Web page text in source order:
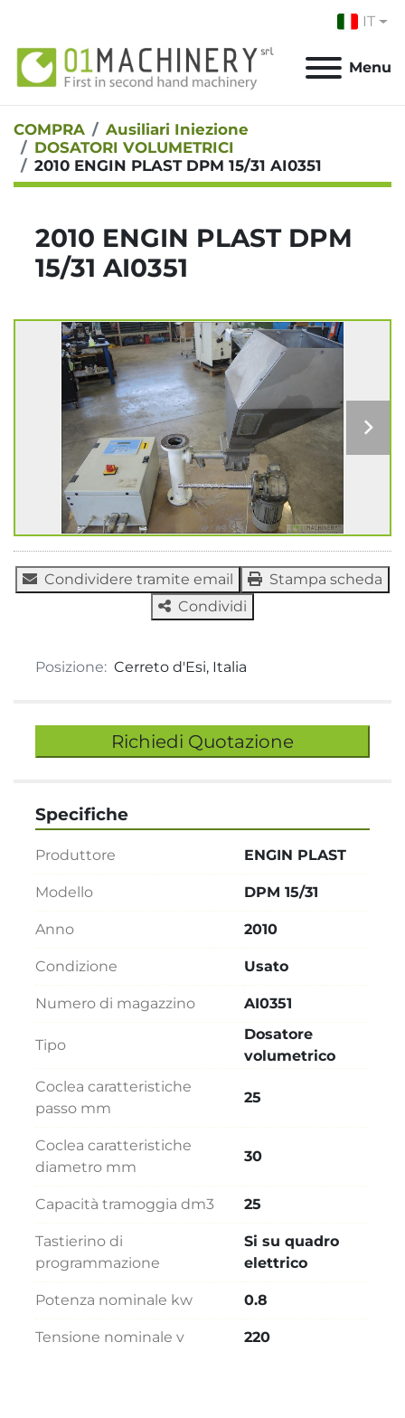
IT
Menu
COMPRA
Ausiliari Iniezione
DOSATORI VOLUMETRICI
2010 ENGIN PLAST DPM 15/31 AI0351
2010 ENGIN PLAST DPM
15/31 AI0351
Condividere tramite email
Stampa scheda
Condividi
Posizione: Cerreto d'Esi, Italia
Richiedi Quotazione
Specifiche
Produttore ENGIN PLAST
Modello DPM 15/31
Anno 2010
Condizione Usato
Numero di magazzino AI0351
Tipo
Dosatore
volumetrico
Coclea caratteristiche
passo mm
25
Coclea caratteristiche
diametro mm
30
Capacità tramoggia dm3 25
Tastierino di
programmazione
Si su quadro
elettrico
Potenza nominale kw 0.8
Tensione nominale v 220